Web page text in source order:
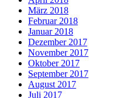
März 2018
Februar 2018
Januar 2018
Dezember 2017
November 2017
Oktober 2017
September 2017
August 2017
Juli 2017